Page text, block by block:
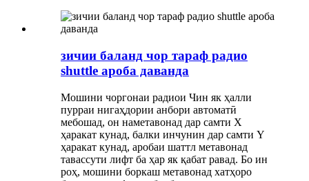
зичии баланд чор тараф радио
shuttle ароба даванда
Мошини чоргонаи радиои Чин як ҳалли
пурраи нигаҳдории анбори автоматӣ
мебошад, он наметавонад дар самти X
ҳаракат кунад, балки инчунин дар самти Y
ҳаракат кунад, аробаи шаттл метавонад
тавассути лифт ба ҳар як қабат равад. Бо ин
роҳ, мошини боркаш метавонад хатҳоро